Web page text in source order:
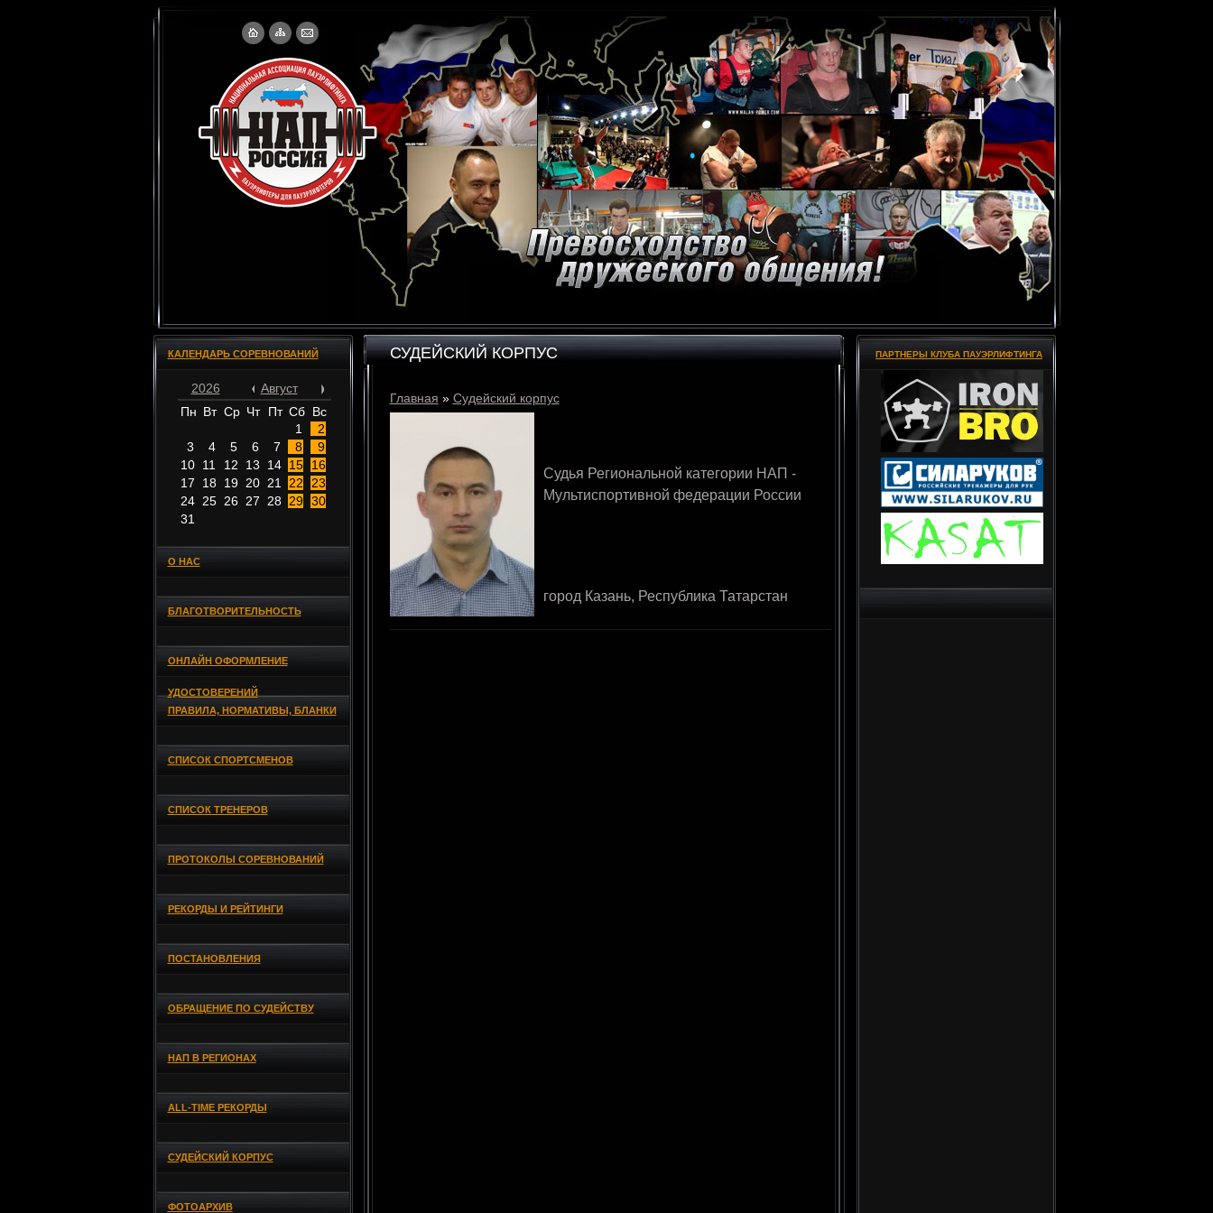
КАЛЕНДАРЬ СОРЕВНОВАНИЙ
2026
Август
Пн Вт Ср Чт Пт Сб Вс
1
2
3
4 5 6 7 8
9
10 11 12 13 14 15
16
17
18 19 20 21 22
23
24 25 26 27 28 29 30
31
О НАС
БЛАГОТВОРИТЕЛЬНОСТЬ
ОНЛАЙН ОФОРМЛЕНИЕ
УДОСТОВЕРЕНИЙ
ПРАВИЛА, НОРМАТИВЫ, БЛАНКИ
СПИСОК СПОРТСМЕНОВ
СПИСОК ТРЕНЕРОВ
ПРОТОКОЛЫ СОРЕВНОВАНИЙ
РЕКОРДЫ И РЕЙТИНГИ
ПОСТАНОВЛЕНИЯ
ОБРАЩЕНИЕ ПО СУДЕЙСТВУ
НАП В РЕГИОНАХ
ALL-TIME РЕКОРДЫ
СУДЕЙСКИЙ КОРПУС
ФОТОАРХИВ
СУДЕЙСКИЙ КОРПУС
Главная » Судейский корпус
Судья Региональной категории НАП -
Мультиспортивной федерации России
город Казань, Республика Татарстан
ПАРТНЕРЫ КЛУБА ПАУЭРЛИФТИНГА